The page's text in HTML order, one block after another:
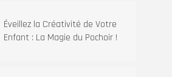
Éveillez la Créativité de Votre
Enfant : La Magie du Pochoir !